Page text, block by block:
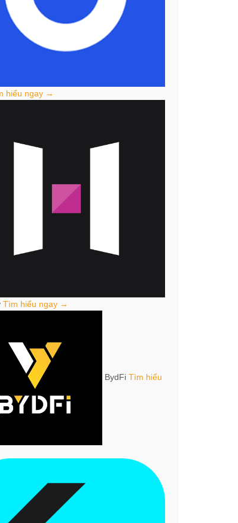
hiểu ngay →
Tìm hiểu ngay →
BydFi Tìm hiểu